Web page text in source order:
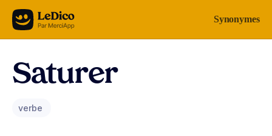
Aller au contenu Synonymes
Saturer
verbe